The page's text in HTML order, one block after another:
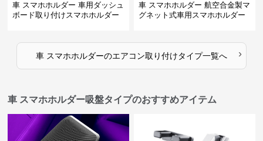
車 スマホホルダー 車用ダッシュ
ボード取り付けスマホホルダー
車 スマホホルダー 航空合金製マ
グネット式車用スマホホルダー
車 スマホホルダーのエアコン取り付けタイプ一覧へ ›
車 スマホホルダー吸盤タイプのおすすめアイテム